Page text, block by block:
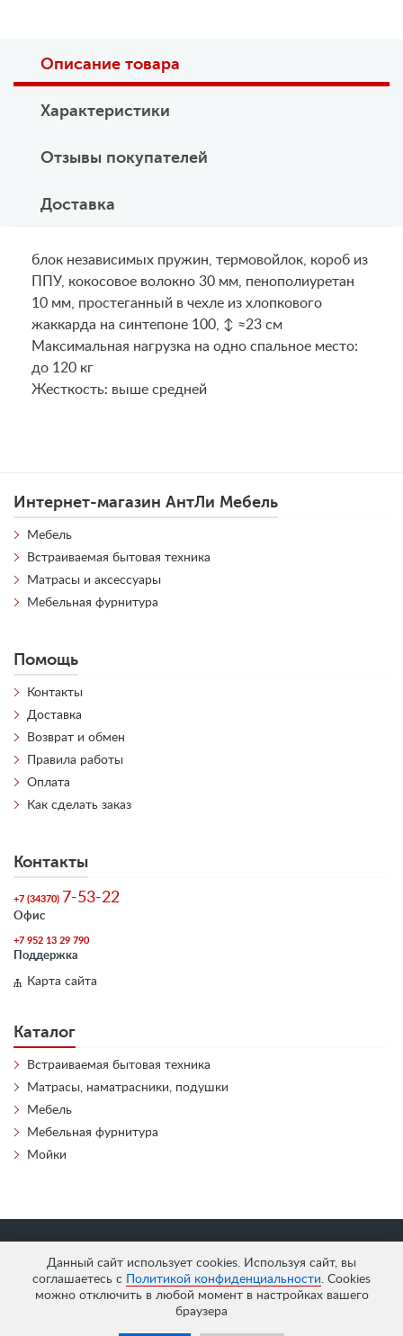
Данный сайт использует cookies. Используя сайт, вы
соглашаетесь с
Политикой конфиденциальности. Cookies
можно отключить в любой момент в настройках вашего
браузера
Описание товара
Характеристики
Отзывы покупателей
Доставка
блок независимых пружин, термовойлок, короб из
ППУ, кокосовое волокно 30 мм, пенополиуретан
10 мм, простеганный в чехле из хлопкового
жаккарда на синтепоне 100, ↕ ≈23 см
Maксимальная нагрузка на одно спальное место:
до 120 кг
Жесткость: выше средней
Интернет-магазин АнтЛи Мебель
Мебель
Встраиваемая бытовая техника
Матрасы и аксессуары
Мебельная фурнитура
Помощь
Контакты
Доставка
Возврат и обмен
Правила работы
Оплата
Как сделать заказ
Контакты
+7 (34370) 7-53-22
Офис
+7 952 13 29 790
Поддержка
Карта сайта
Каталог
Встраиваемая бытовая техника
Матрасы, наматрасники, подушки
Мебель
Мебельная фурнитура
Мойки